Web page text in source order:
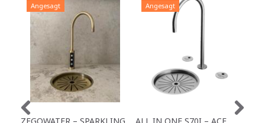
Angesagt
ZEGOWATER – SPARKLING
Angesagt
ALL IN ONE S70I – ACE